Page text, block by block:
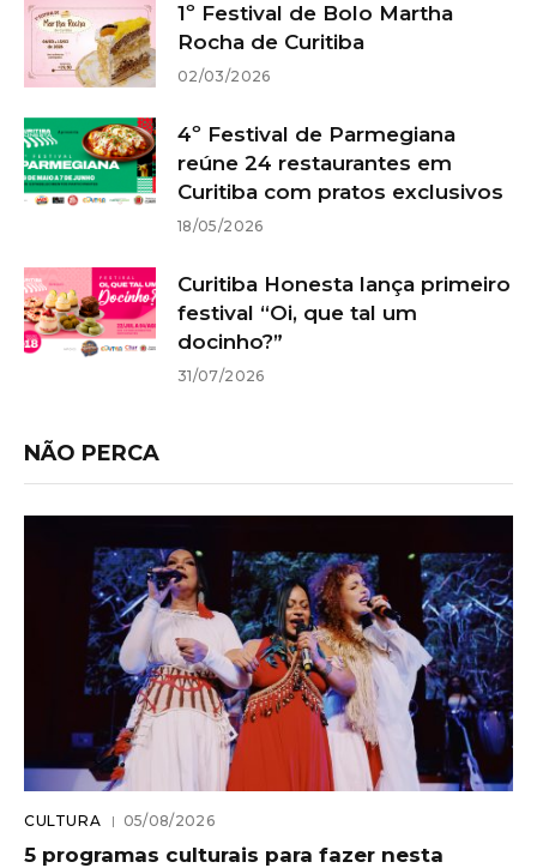
1º Festival de Bolo Martha
Rocha de Curitiba
02/03/2026
4º Festival de Parmegiana
reúne 24 restaurantes em
Curitiba com pratos exclusivos
18/05/2026
Curitiba Honesta lança primeiro
festival “Oi, que tal um
docinho?”
31/07/2026
NÃO PERCA
CULTURA 05/08/2026
5 programas culturais para fazer nesta